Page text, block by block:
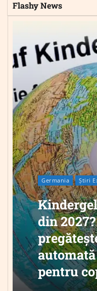
Flashy News
Germania Știri
din
pentru